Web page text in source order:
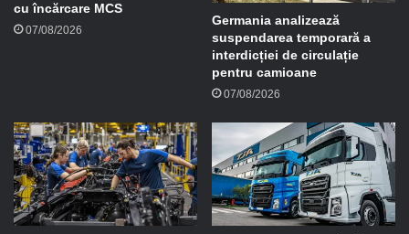
cu încărcare MCS
07/08/2026
Germania analizează
suspendarea temporară a
interdicției de circulație
pentru camioane
07/08/2026